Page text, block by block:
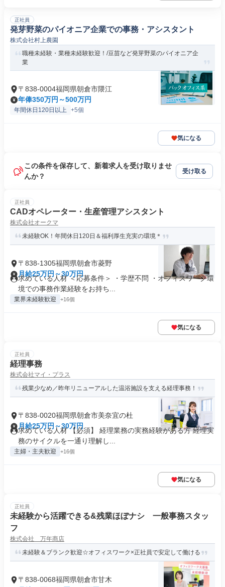
正社員
発芽野菜のパイオニア企業での事務・アシスタント
株式会社村上農園
職種未経験・業種未経験歓迎！/豆苗など発芽野菜のパイオニア企
業
〒838-0004福岡県朝倉市隈江
年俸350万円～500万円
年間休日120日以上 +5個
気になる
この条件を保存して、新着求人を受け取りませ
んか？
受け取る
正社員
CADオペレーター・生産管理アシスタント
株式会社オークマ
未経験OK！年間休日120日＆福利厚生充実の環境＊
〒838-1305福岡県朝倉市菱野
月給25万円～30万円
求めている人材 ＜応募条件＞ ・学歴不問 ・オフィスワーク環
境での事務作業経験をお持ち...
業界未経験歓迎 +16個
気になる
正社員
経理事務
株式会社マイ・プラス
残業少なめ／昨年リニューアルした温浴施設を支える経理事務！
〒838-0020福岡県朝倉市美奈宜の杜
月給25万円～30万円
求めている人材 【必須】 経理業務の実務経験がある方 経理実
務のサイクルを一通り理解し...
主婦・主夫歓迎 +16個
気になる
正社員
未経験から活躍できる&残業ほぼナシ 一般事務スタッ
フ
株式会社 万年商店
未経験＆ブランク歓迎☆オフィスワーク×正社員で安定して働ける
〒838-0068福岡県朝倉市甘木